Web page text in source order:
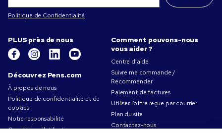
Politique de Confidentialité
PLUS près de nous
Découvrez Pens.com
À propos de nous
Politique de confidentialité et de
cookies
Notre responsabilité
Conditions d'utilisation
Comment pouvons-nous
vous aider ?
Centre d’aide
Suivre ma commande /
Recommander
Paiement de factures
Utiliser l’offre reçue par courrier
Plan du site
Contactez-nous